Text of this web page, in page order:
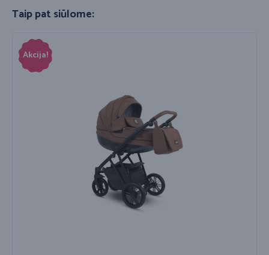
Taip pat siūlome:
Akcija!